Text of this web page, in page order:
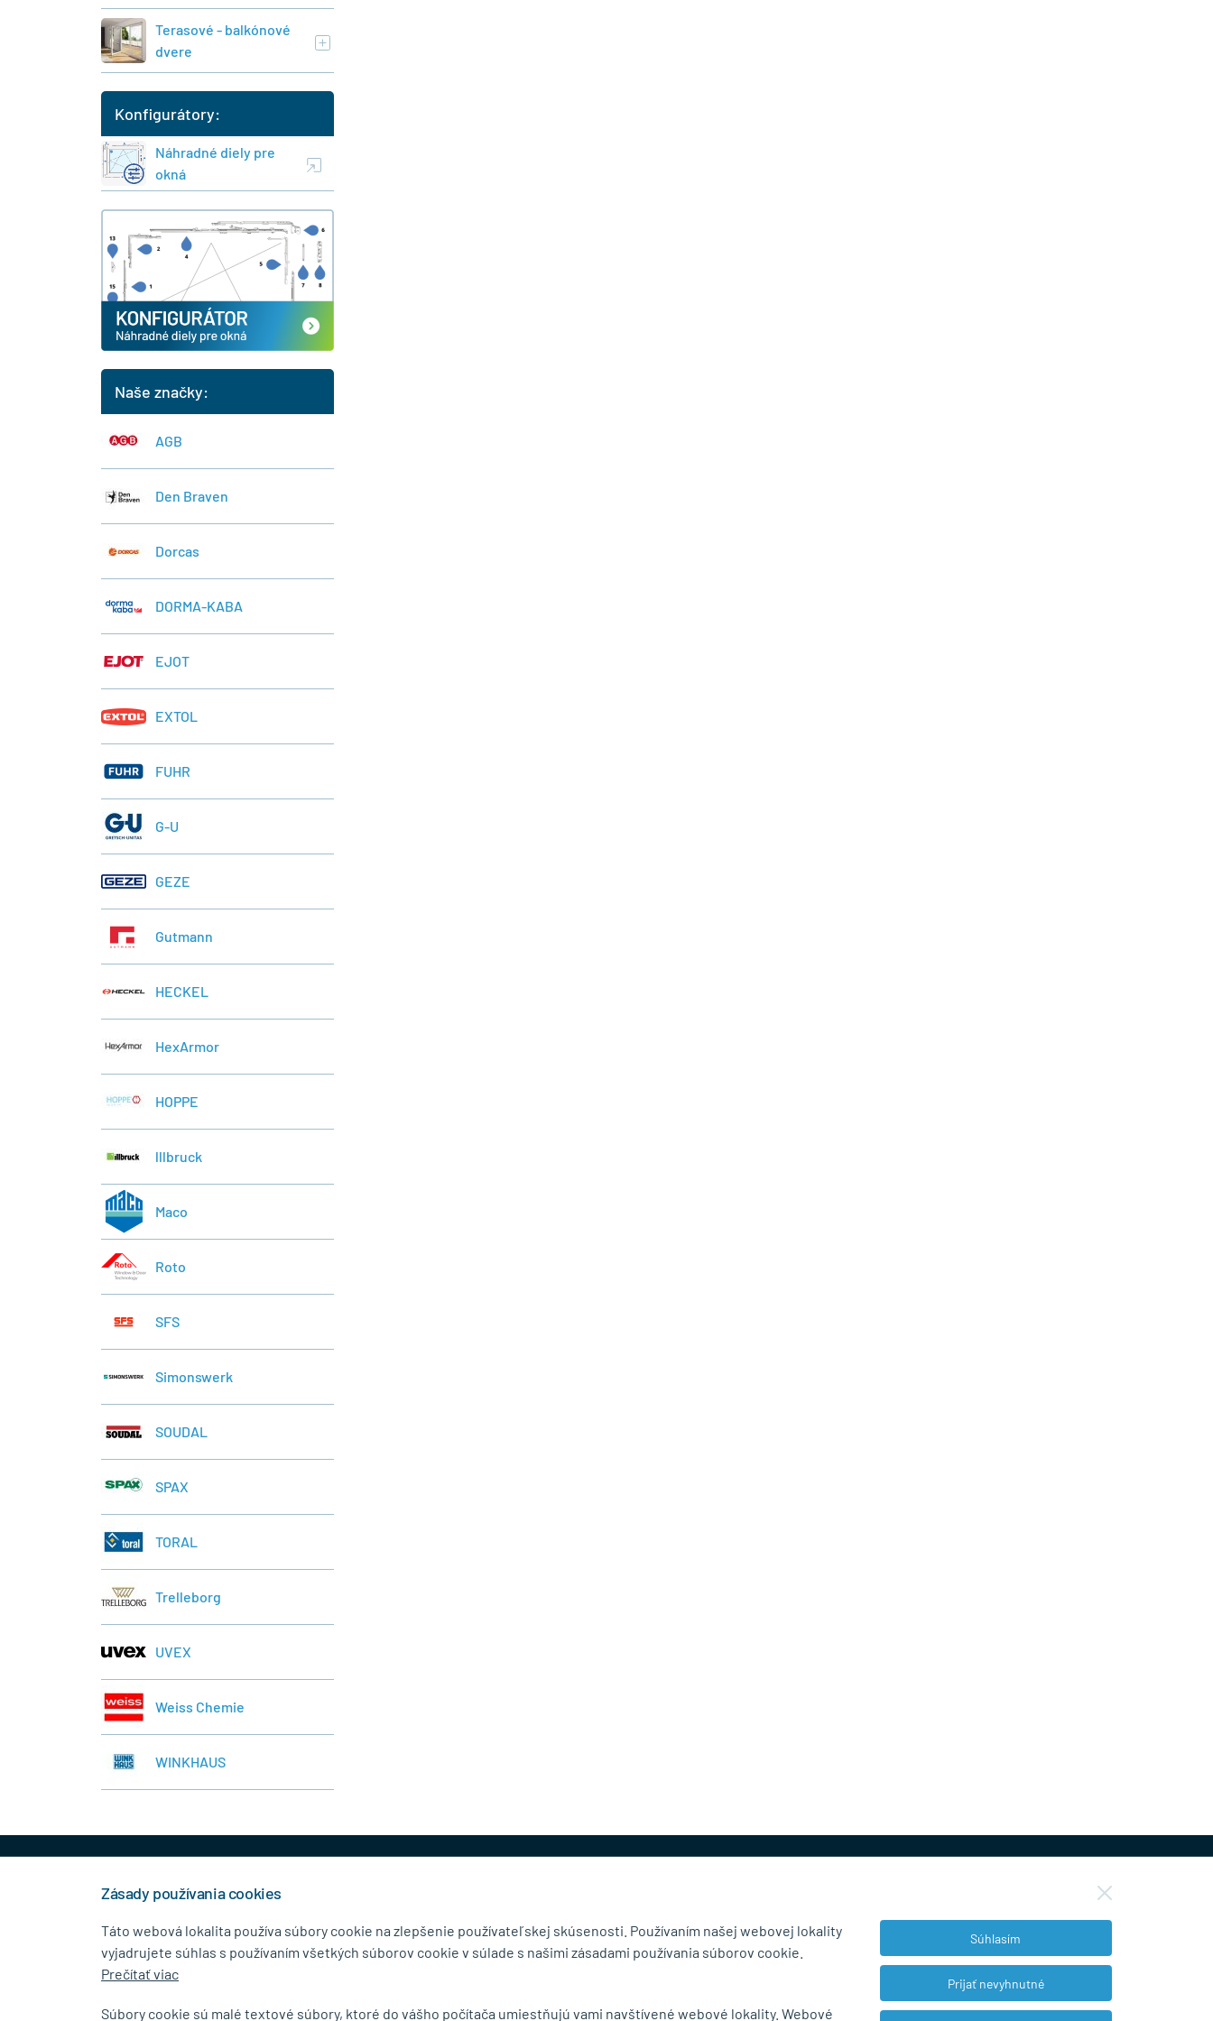
Terasové - balkónové
dvere
Konfigurátory:
Náhradné diely pre
okná
Naše značky:
AGB
Den Braven
Dorcas
DORMA-KABA
EJOT
EXTOL
FUHR
G-U
GEZE
Gutmann
HECKEL
HexArmor
HOPPE
lllbruck
Maco
Roto
SFS
Simonswerk
SOUDAL
SPAX
TORAL
Trelleborg
UVEX
Weiss Chemie
WINKHAUS
KONTAKTNÉ ÚDAJE
MB.Kovanie
O Spoločnosti Doručenie a osobný odber
NEWSLETTER
Zásady používania cookies
Táto webová lokalita používa súbory cookie na zlepšenie používateľskej skúsenosti. Používaním našej webovej lokality
vyjadrujete súhlas s používaním všetkých súborov cookie v súlade s našimi zásadami používania súborov cookie.
Prečítať viac
Súbory cookie sú malé textové súbory, ktoré do vášho počítača umiestňujú vami navštívené webové lokality. Webové
Súhlasím
Prijať nevyhnutné